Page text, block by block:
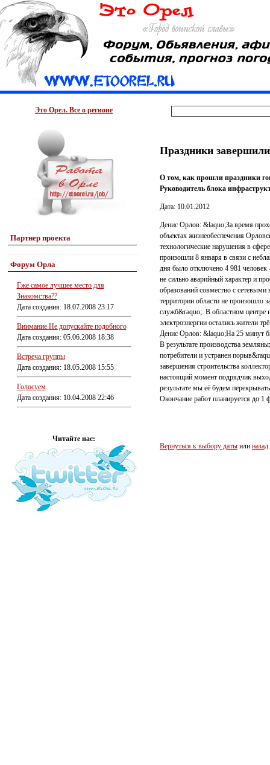
Это Орел. Все о регионе
Партнер проекта
Форум Орла
Гже самое лучшее место для
Знакомства??
Дата создания: 18.07.2008 23:17
Внимание Не допускайте подобного
Дата создания: 05.06.2008 18:38
Встреча группы
Дата создания: 18.05.2008 15:55
Голосуем
Дата создания: 10.04.2008 22:46
Читайте нас:
Праздники
О том, как прошли праздники
Руководитель блока
Дата: 10.01.2012
Денис Орлов: &laquo;За время
объектах жизнеобеспечения
технологические нарушения в
произошли 8 января в связи с
дня было отключено 4 981 человек
не сильно аварийный характер и
образований совместно с
территории области не произошло
служб&raquo;. В областном центре
электроэнергии остались жители
Денис Орлов: &laquo;На 25 минут
В результате производства
потребители и устранен
завершения строительства
настоящий момент подрядчик
результате мы её будем
Окончание работ планируется до 1
Вернуться к выбору даты или назад